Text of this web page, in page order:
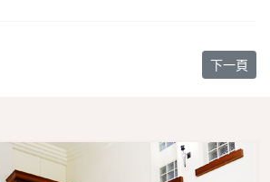
息】6/11 台北大專中心奉獻主日 下一篇文
下一頁